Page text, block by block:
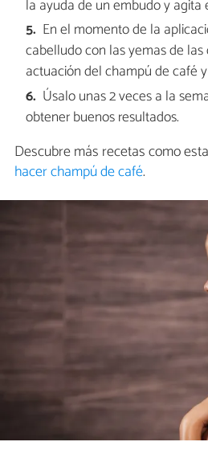
la ayuda de un embudo y agita
En el momento de la
cabelludo con las yemas de
actuación del champú de café
Úsalo unas 2 veces a la
obtener buenos resultados.
Descubre más recetas como
hacer champú de café.